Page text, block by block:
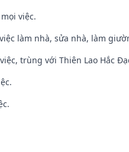
việc.
làm nhà, sửa nhà, làm
trùng với Thiên Lao Hắc